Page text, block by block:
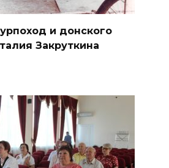
и донского
Закруткина